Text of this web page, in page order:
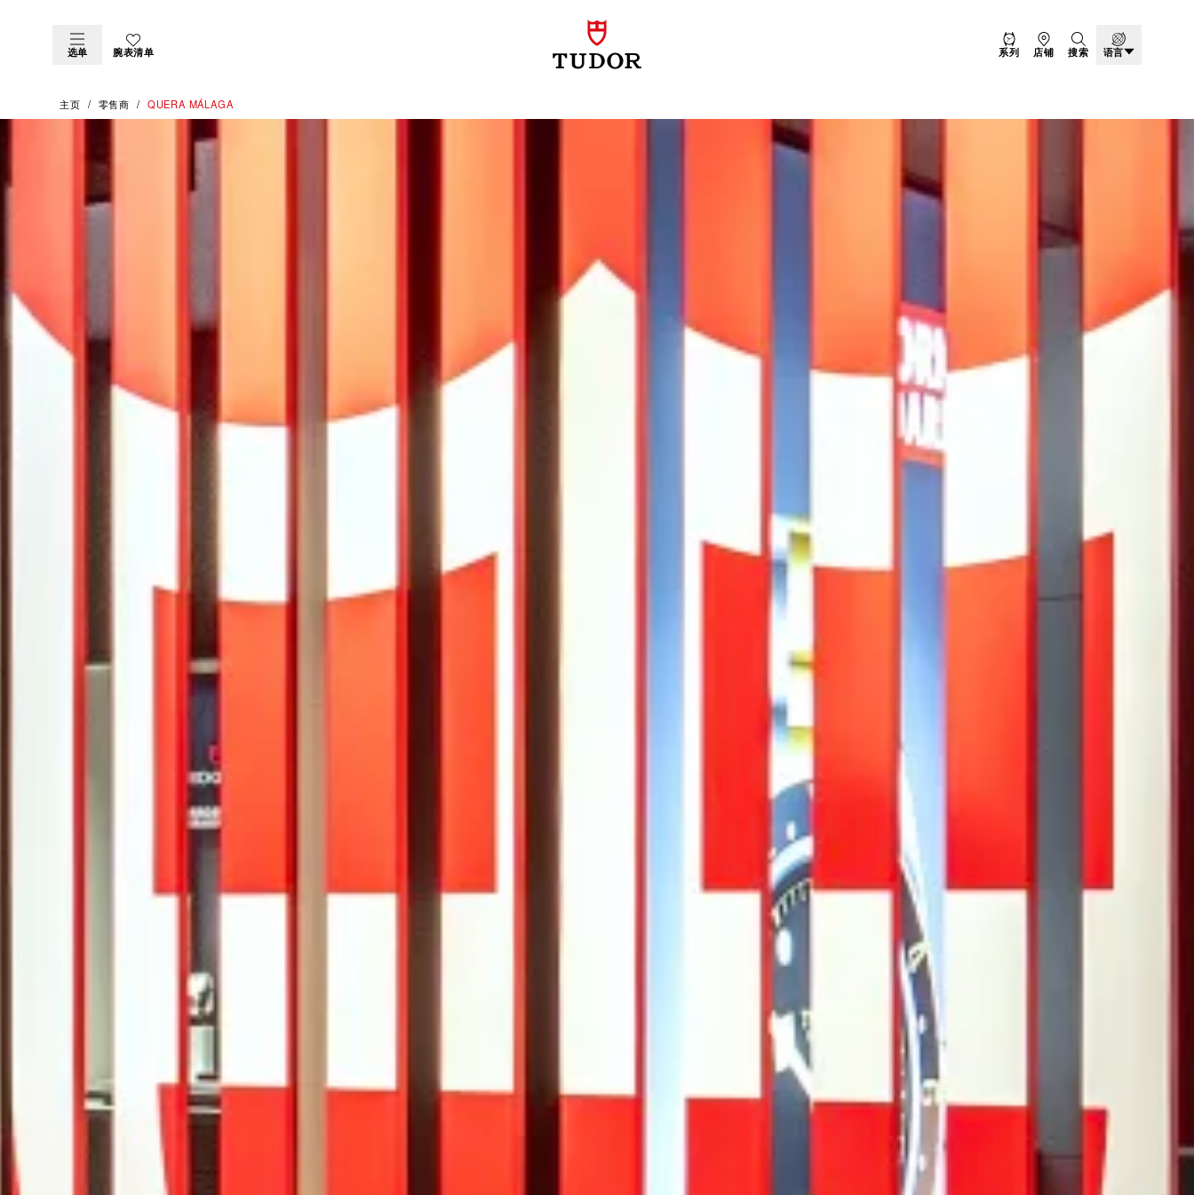
选单 腕表清单 系列 店铺 搜索 语言
主页 零售商 ‭QUERA MÁLAGA‬